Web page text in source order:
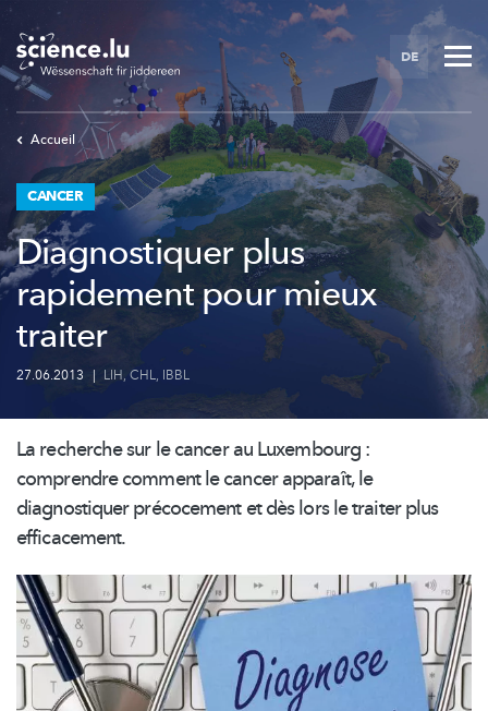
Skip
main
content
DE
Accueil
CANCER
Diagnostiquer plus
rapidement pour mieux
traiter
27.06.2013 | LIH, CHL, IBBL
La recherche sur le cancer au Luxembourg :
comprendre comment le cancer apparaît, le
diagnostiquer précocement et dès lors le traiter plus
efficacement.